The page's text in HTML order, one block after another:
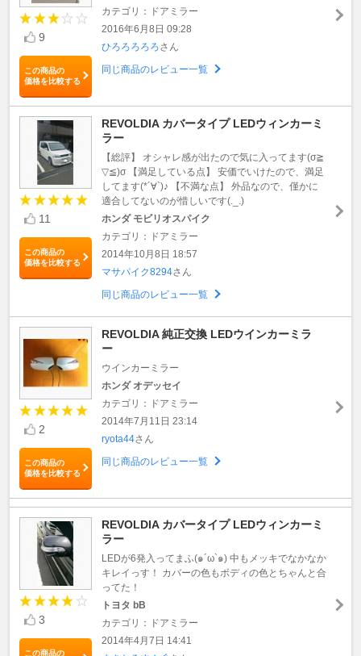
9
この商品の
価格を比較する
カテゴリ：ドアミラー
2016年6月8日 09:28
ひろろろろろさん
同じ商品のレビュー一覧
11
この商品の
価格を比較する
REVOLDIA カバータイプ LEDウィンカーミ
ラー
【総評】 オシャレ感が出たので気に入ってます(σ≧
▽≦)σ 【満足している点】 安価でいけたので、満足
してます(*´∀`)♪ 【不満な点】 外品なので、僅かに
適合してないのが惜しいです(._.)
ホンダ モビリオスパイク
カテゴリ：ドアミラー
2014年10月8日 18:57
マサパイク8294さん
同じ商品のレビュー一覧
2
この商品の
価格を比較する
REVOLDIA 純正交換 LEDウインカーミラ
ー
ウインカーミラー
ホンダ オデッセイ
カテゴリ：ドアミラー
2014年7月11日 23:14
ryota44さん
同じ商品のレビュー一覧
3
この商品の
REVOLDIA カバータイプ LEDウィンカーミ
ラー
LEDが6発入ってまふ(๑´ω`๑) 中もメッキでなかなか
キレイっす！ カバーの色もボディの色とちゃんと合
ってた！
トヨタ bB
カテゴリ：ドアミラー
2014年4月7日 14:41